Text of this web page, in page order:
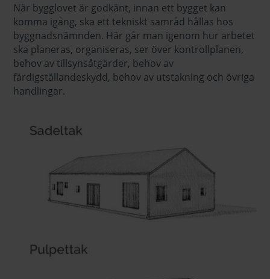
När bygglovet är godkänt, innan ett bygget kan
komma igång, ska ett tekniskt samråd hållas hos
byggnadsnämnden. Här går man igenom hur arbetet
ska planeras, organiseras, ser över kontrollplanen,
behov av tillsynsåtgärder, behov av
färdigställandeskydd, behov av utstakning och övriga
handlingar.